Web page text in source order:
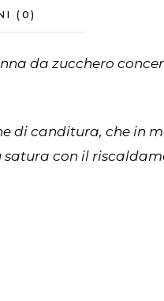
(0)
da zucchero
di canditura, che in
con il